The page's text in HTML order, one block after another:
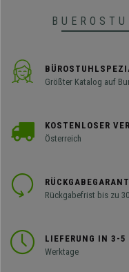
Größter Katalog auf
KOSTENLOSER
Österreich
Rückgabefrist bis zu
LIEFERUNG IN 3-5
Werktage